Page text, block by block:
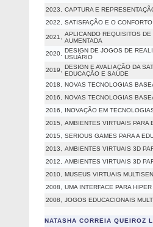
2023,
CAPTURA E
2022,
SATISFAÇÃO E O
2021,
APLICANDO REQUISITOS
AUMENTADA
2020,
DESIGN DE JOGOS DE
USUÁRIO
2019,
DESIGN E AVALIAÇÃO DA
EDUCAÇÃO E SAÚDE
2018,
NOVAS TECNOLOGIAS
2016,
NOVAS TECNOLOGIAS
2016,
INOVAÇÃO EM
2015,
AMBIENTES VIRTUAIS PARA
2015,
SERIOUS GAMES PARA A
2013,
AMBIENTES VIRTUAIS 3D
2012,
AMBIENTES VIRTUAIS 3D
2010,
MUSEUS VIRTUAIS
2008,
UMA INTERFACE PARA
2008,
JOGOS EDUCACIONAIS
NATASHA CORREIA QUEIROZ